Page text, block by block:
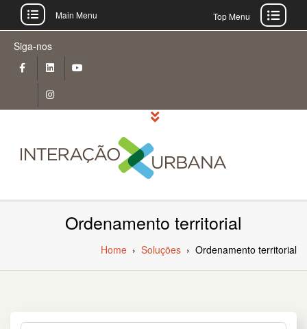
content
Siga-nos
Main Menu Top Menu
Ordenamento territorial
Home › Soluções › Ordenamento territorial